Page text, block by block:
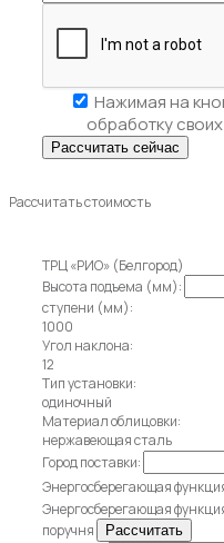
Нажимая на
обработку
Рассчитать стоимость
ТРЦ «РИО» (Белгород)
Высота подъема (мм):
ступени (мм):
1000
Угол наклона:
12
Тип установки:
одиночный
Материал облицовки:
нержавеющая сталь
Город поставки:
Энергосберегающая
Энергосберегающая
поручня